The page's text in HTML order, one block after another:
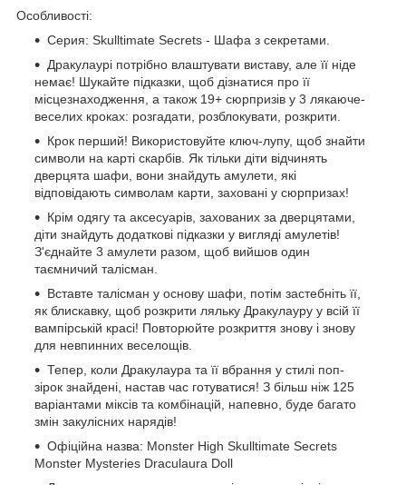
Особливості:
Серия: Skulltimate Secrets - Шафа з секретами.
Дракулаурі потрібно влаштувати виставу, але її ніде
немає! Шукайте підказки, щоб дізнатися про її
місцезнаходження, а також 19+ сюрпризів у 3 лякаюче-
веселих кроках: розгадати, розблокувати, розкрити.
Крок перший! Використовуйте ключ-лупу, щоб знайти
символи на карті скарбів. Як тільки діти відчинять
дверцята шафи, вони знайдуть амулети, які
відповідають символам карти, заховані у сюрпризах!
Крім одягу та аксесуарів, захованих за дверцятами,
діти знайдуть додаткові підказки у вигляді амулетів!
З'єднайте 3 амулети разом, щоб вийшов один
таємничий талісман.
Вставте талісман у основу шафи, потім застебніть її,
як блискавку, щоб розкрити ляльку Дракулауру у всій її
вампірській красі! Повторюйте розкриття знову і знову
для невпинних веселощів.
Тепер, коли Дракулаура та її вбрання у стилі поп-
зірок знайдені, настав час готуватися! З більш ніж 125
варіантами міксів та комбінацій, напевно, буде багато
змін закулісних нарядів!
Офіційна назва: Monster High Skulltimate Secrets
Monster Mysteries Draculaura Doll